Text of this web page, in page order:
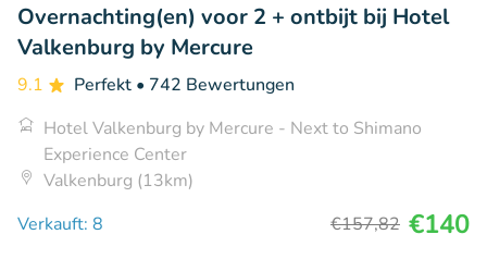
Overnachting(en) voor 2 + ontbijt bij Hotel
Valkenburg by Mercure
9.1 Perfekt • 742 Bewertungen
Hotel Valkenburg by Mercure - Next to Shimano
Experience Center
Valkenburg (13km)
Verkauft: 8
€157,82 €140